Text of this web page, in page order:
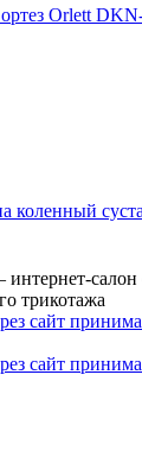
Orlett
коленный
салон
трикотажа
сайт
сайт